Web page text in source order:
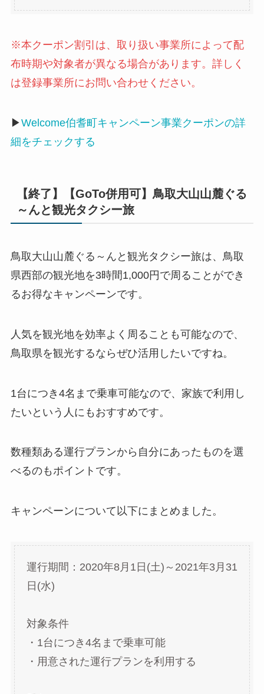
※本クーポン割引は、取り扱い事業所によって配
布時期や対象者が異なる場合があります。詳しく
は登録事業所にお問い合わせください。
▶Welcome伯耆町キャンペーン事業クーポンの詳
細をチェックする
【終了】【GoTo併用可】鳥取大山山麓ぐる
～んと観光タクシー旅
鳥取大山山麓ぐる～んと観光タクシー旅は、鳥取
県西部の観光地を3時間1,000円で周ることができ
るお得なキャンペーンです。
人気を観光地を効率よく周ることも可能なので、
鳥取県を観光するならぜひ活用したいですね。
1台につき4名まで乗車可能なので、家族で利用し
たいという人にもおすすめです。
数種類ある運行プランから自分にあったものを選
べるのもポイントです。
キャンペーンについて以下にまとめました。
運行期間：2020年8月1日(土)～2021年3月31
日(水)
対象条件
・1台につき4名まで乗車可能
・用意された運行プランを利用する